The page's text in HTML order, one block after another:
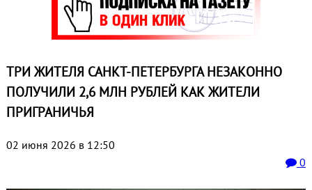
ТРИ ЖИТЕЛЯ САНКТ-ПЕТЕРБУРГА НЕЗАКОННО
ПОЛУЧИЛИ 2,6 МЛН РУБЛЕЙ КАК ЖИТЕЛИ
ПРИГРАНИЧЬЯ
02 июня 2026 в 12:50
0